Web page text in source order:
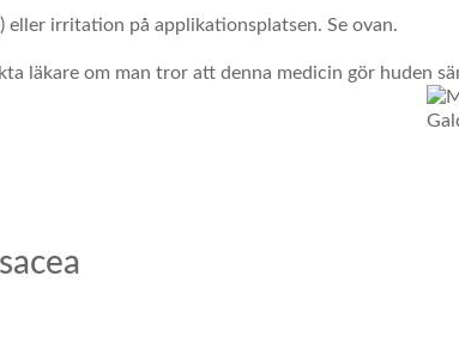
eller irritation på applikationsplatsen. Se ovan.
läkare om man tror att denna medicin gör huden